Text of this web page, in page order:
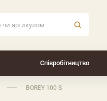
Співробітництво
BOREY 100 S